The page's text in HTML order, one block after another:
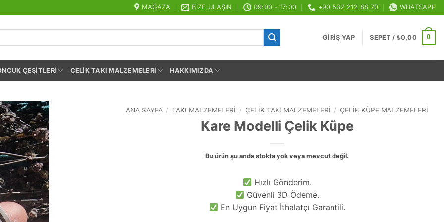
MAĞAZA BIZE ULAŞIN 09:00 - 17:00 +90 532 212 88 70 WHATSAPP
GIRIŞ YAP SEPET / ₺0,00 0
ÇEŞITLERI ÇELIK TAKI MALZEMELERI HAKKIMIZDA
ANA SAYFA / TAKI MALZEMELERI / ÇELIK TAKI MALZEMELERI / ÇELIK KÜPE MALZEMELERI
Kare Modelli Çelik Küpe
Bu ürün şu anda stokta yok veya mevcut değil.
Hızlı Gönderim.
Güvenli 3D Ödeme.
En Uygun Fiyat İthalatçı Garantili.